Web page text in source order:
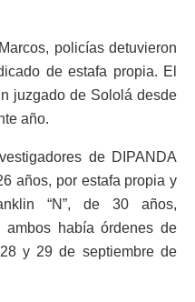
policías detuvieron
de estafa propia. El
juzgado de Sololá desde
año.
de DIPANDA
años, por estafa propia y
“N”, de 30 años,
ambos había órdenes de
y 29 de septiembre de